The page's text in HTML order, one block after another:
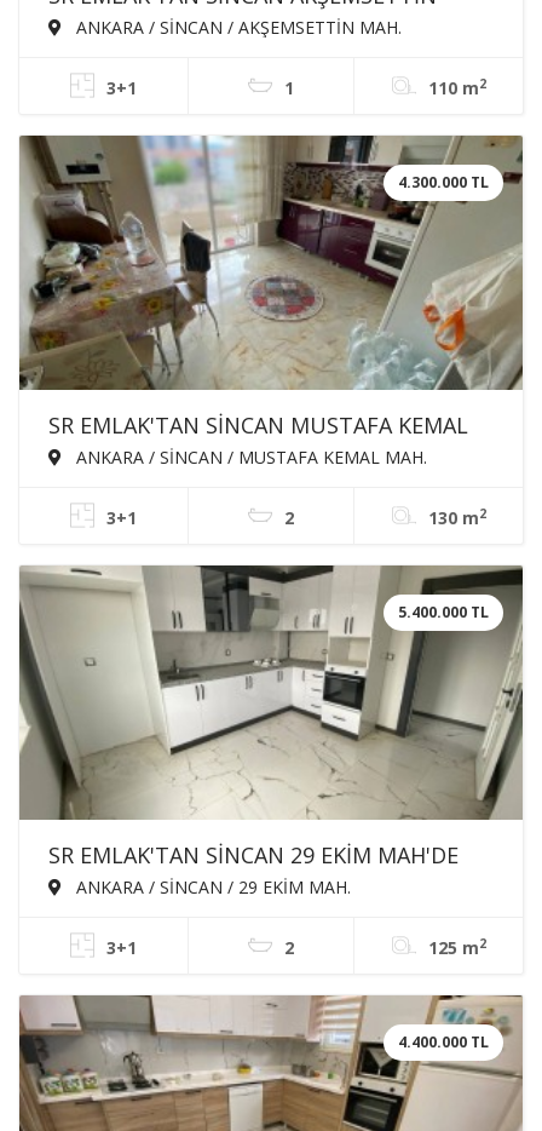
MAH'DE 3+1 110m² KATTA ÖN CEPHE
ANKARA / SİNCAN / AKŞEMSETTİN MAH.
3+1 1 110 m2
4.300.000 TL
SR EMLAK'TAN SİNCAN MUSTAFA KEMAL
MAH'DE 3+1 130m² ÖN CEPHE EBEVEYN
ANKARA / SİNCAN / MUSTAFA KEMAL MAH.
3+1 2 130 m2
5.400.000 TL
SR EMLAK'TAN SİNCAN 29 EKİM MAH'DE
3+1 125m² ARA KATTA EBEVEYN BANYOLU
ANKARA / SİNCAN / 29 EKİM MAH.
3+1 2 125 m2
4.400.000 TL